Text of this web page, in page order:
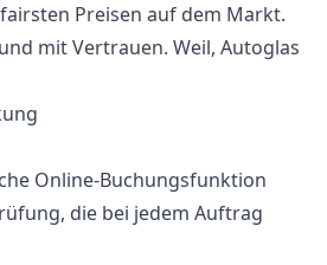
Preisen auf dem Markt.
mit Vertrauen. Weil, Autoglas
Online-Buchungsfunktion
die bei jedem Auftrag